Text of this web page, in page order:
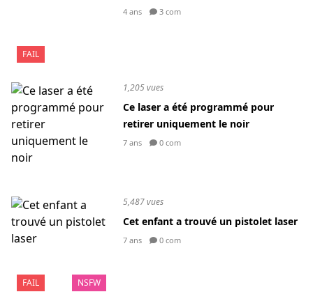
FAIL
4 ans 3 com
1,205 vues
Ce laser a été programmé pour
retirer uniquement le noir
7 ans 0 com
FAIL NSFW
5,487 vues
Cet enfant a trouvé un pistolet laser
7 ans 0 com